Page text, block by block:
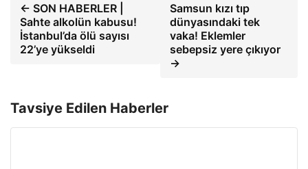
← SON HABERLER |
Sahte alkolün kabusu!
İstanbul’da ölü sayısı
22’ye yükseldi
Samsun kızı tıp
dünyasındaki tek
vaka! Eklemler
sebepsiz yere çıkıyor
→
Tavsiye Edilen Haberler